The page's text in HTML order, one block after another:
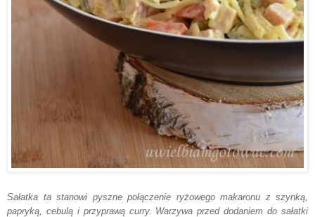
Sałatka ta stanowi pyszne połączenie ryżowego makaronu z szynką,
papryką, cebulą i przyprawą curry. Warzywa przed dodaniem do sałatki